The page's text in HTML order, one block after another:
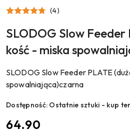
LICKIMAT
(4)
SLODOG Slow Feeder
kość - miska
SLODOG Slow Feeder PLATE
spowalniająca)czarna
Dostępność: Ostatnie sztuki - kup
cena:
64.90